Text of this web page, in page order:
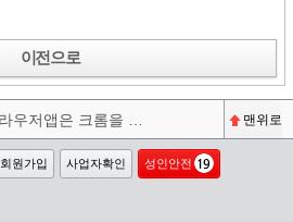
이전으로
맨위로
회원가입 사업자확인 성인안전